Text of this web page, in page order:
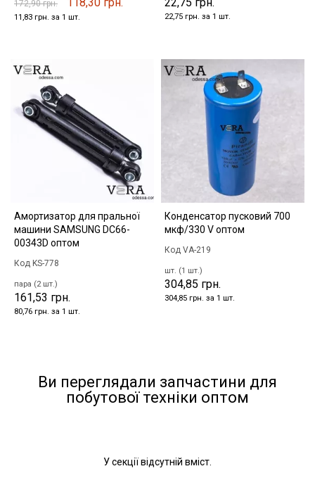
172,90 грн.
11,83 грн. за 1 шт. 22,75 грн. за 1 шт.
Амортизатор для пральної
машини SAMSUNG DC66-
00343D оптом
Код KS-778
пара (2 шт.)
161,53 грн.
80,76 грн. за 1 шт.
Конденсатор пусковий 700
мкф/330 V оптом
Код VA-219
шт. (1 шт.)
304,85 грн.
304,85 грн. за 1 шт.
Ви переглядали запчастини для
побутової техніки оптом
У секції відсутній вміст.